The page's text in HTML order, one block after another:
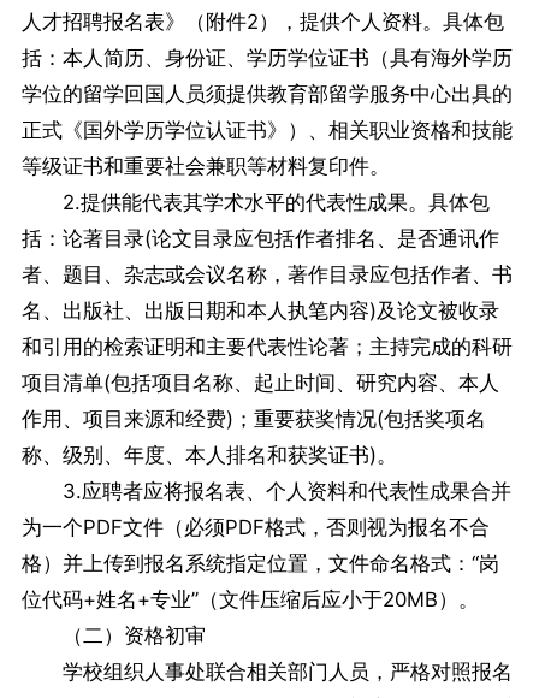
人才招聘报名表》（附件2），提供个人资料。具体包
括：本人简历、身份证、学历学位证书（具有海外学历
学位的留学回国人员须提供教育部留学服务中心出具的
正式《国外学历学位认证书》）、相关职业资格和技能
等级证书和重要社会兼职等材料复印件。
2.提供能代表其学术水平的代表性成果。具体包
括：论著目录(论文目录应包括作者排名、是否通讯作
者、题目、杂志或会议名称，著作目录应包括作者、书
名、出版社、出版日期和本人执笔内容)及论文被收录
和引用的检索证明和主要代表性论著；主持完成的科研
项目清单(包括项目名称、起止时间、研究内容、本人
作用、项目来源和经费)；重要获奖情况(包括奖项名
称、级别、年度、本人排名和获奖证书)。
3.应聘者应将报名表、个人资料和代表性成果合并
为一个PDF文件（必须PDF格式，否则视为报名不合
格）并上传到报名系统指定位置，文件命名格式：“岗
位代码+姓名+专业”（文件压缩后应小于20MB）。
（二）资格初审
学校组织人事处联合相关部门人员，严格对照报名